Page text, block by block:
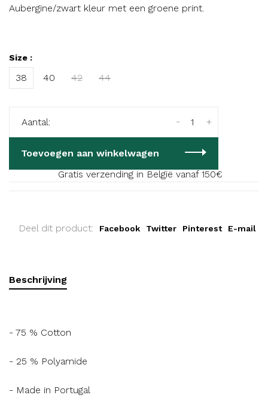
Aubergine/zwart kleur met een groene print.
Size :
38 40 42 44
Aantal: +
-
Toevoegen aan winkelwagen
Gratis verzending in België vanaf 150€
Deel dit product: Facebook Twitter Pinterest E-mail
Beschrijving
- 75 % Cotton
- 25 % Polyamide
- Made in Portugal